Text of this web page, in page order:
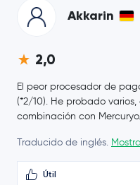
Solana SOL
NEXPACE NXPC
Notcoin NOT
Litecoin LTC
Akkarin
2,0
El peor procesador de
(*2/10). He probado
combinación con
Traducido de inglés.
Útil